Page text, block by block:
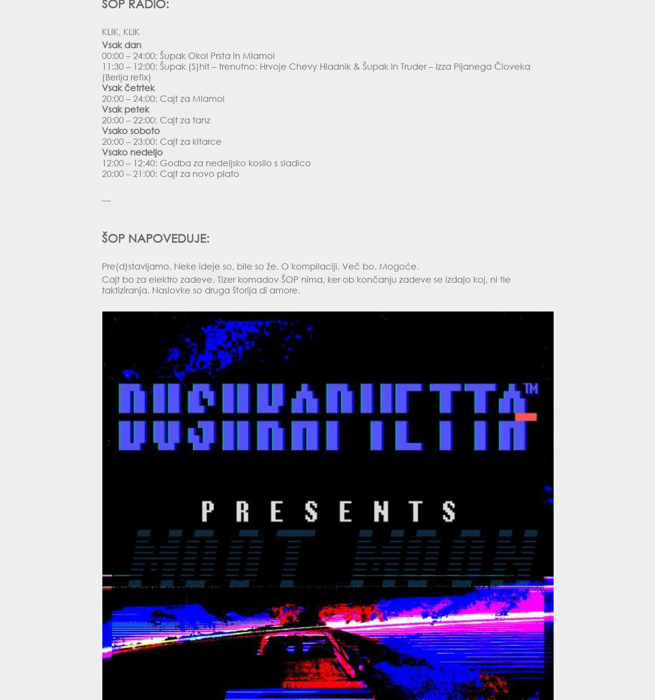
ŠOP RADIO:
KLIK, KLIK
Vsak dan
00:00 – 24:00: Šupak Okol Prsta in Mlamol
11:30 – 12:00: Šupak (S)hit – trenutno: Hrvoje Chevy Hladnik & Šupak In Truder – Izza Pijanega Človeka
(Berija refix)
Vsak četrtek
20:00 – 24:00: Cajt za Mlamol
Vsak petek
20:00 – 22:00: Cajt za tanz
Vsako soboto
20:00 – 23:00: Cajt za kitarce
Vsako nedeljo
12:00 – 12:40: Godba za nedeljsko kosilo s sladico
20:00 – 21:00: Cajt za novo plato
—
ŠOP NAPOVEDUJE:
Pre(d)stavljamo. Neke ideje so, bile so že. O kompilaciji. Več bo. Mogoće.
Cajt bo za elektro zadeve. Tizer komadov ŠOP nima, ker ob končanju zadeve se izdajo koj, ni tle
taktiziranja. Naslovke so druga štorija di amore.